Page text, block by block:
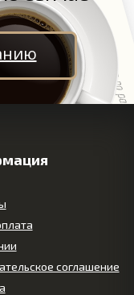
соглашение